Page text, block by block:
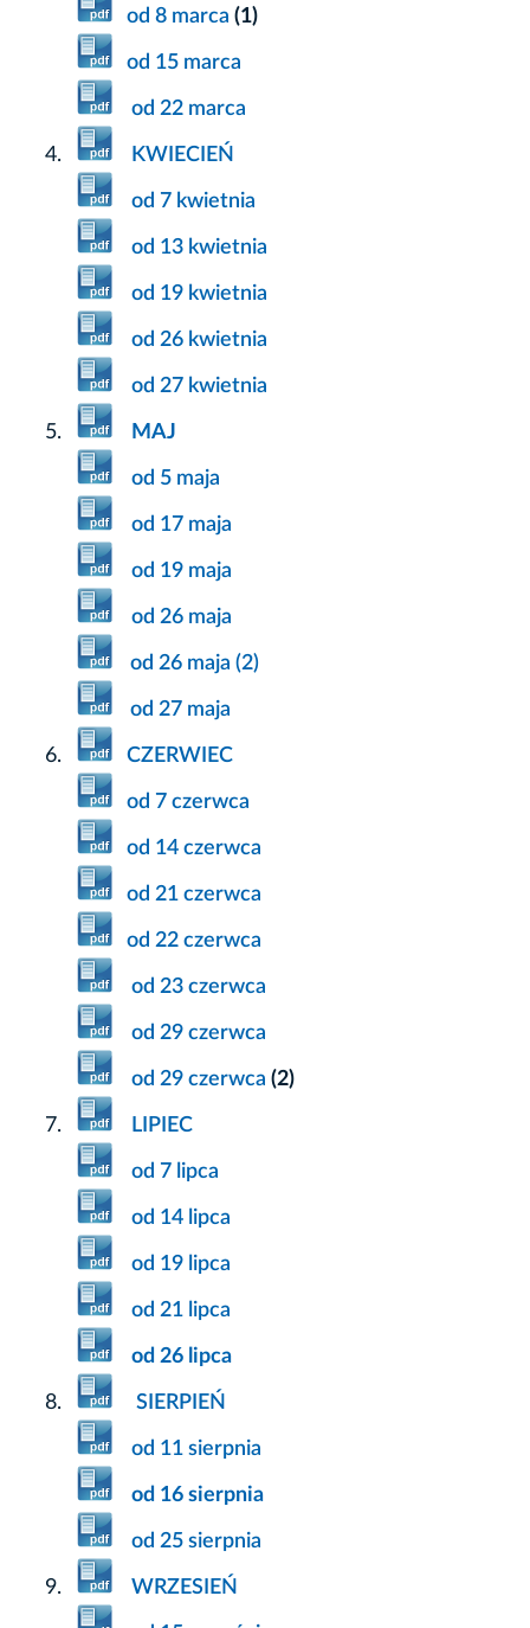
od 8 marca (1)
od 15 marca
od 22 marca
KWIECIEŃ
od 7 kwietnia
od 13 kwietnia
od 19 kwietnia
od 26 kwietnia
od 27 kwietnia
MAJ
od 5 maja
od 17 maja
od 19 maja
od 26 maja
od 26 maja (2)
od 27 maja
CZERWIEC
od 7 czerwca
od 14 czerwca
od 21 czerwca
od 22 czerwca
od 23 czerwca
od 29 czerwca
od 29 czerwca (2)
LIPIEC
od 7 lipca
od 14 lipca
od 19 lipca
od 21 lipca
od 26 lipca
SIERPIEŃ
od 11 sierpnia
od 16 sierpnia
od 25 sierpnia
WRZESIEŃ